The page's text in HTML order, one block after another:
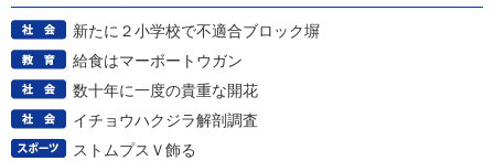
新たに２小学校で不適合ブロック塀
給食はマーボートウガン
数十年に一度の貴重な開花
イチョウハクジラ解剖調査
ストムプスＶ飾る